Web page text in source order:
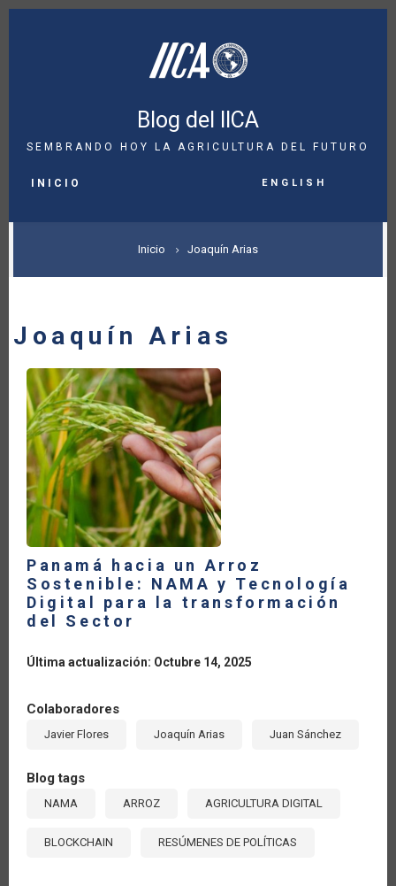
Pasar
Blog del IICA
SEMBRANDO HOY LA AGRICULTURA DEL FUTURO
NAVIGATION
INICIO English
SOBRESCRIBIR
ENLACES
AYUDA
LA
NAVEGACIÓN
Inicio Joaquín Arias
Joaquín Arias
Panamá hacia un Arroz
Sostenible: NAMA y Tecnología
Digital para la transformación
del Sector
Última actualización: Octubre 14, 2025
Colaboradores
Javier Flores Joaquín Arias Juan Sánchez
Blog tags
NAMA ARROZ AGRICULTURA DIGITAL
BLOCKCHAIN RESÚMENES DE POLÍTICAS